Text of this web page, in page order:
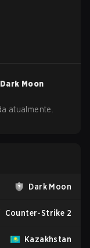
Dark Moon
atualmente.
Dark Moon
Counter-Strike 2
Kazakhstan